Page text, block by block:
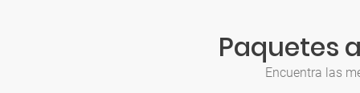
Paquetes
Encuentra las